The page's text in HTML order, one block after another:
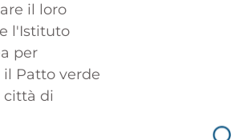
il loro
l'Istituto
per
il Patto verde
città di